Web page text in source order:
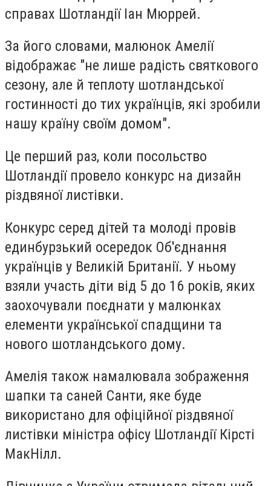
справах Шотландії Іан Мюррей.
За його словами, малюнок Амелії
відображає "не лише радість святкового
сезону, але й теплоту шотландської
гостинності до тих українців, які зробили
нашу країну своїм домом".
Це перший раз, коли посольство
Шотландії провело конкурс на дизайн
різдвяної листівки.
Конкурс серед дітей та молоді провів
единбурзький осередок Об'єднання
українців у Великій Британії. У ньому
взяли участь діти від 5 до 16 років, яких
заохочували поєднати у малюнках
елементи української спадщини та
нового шотландського дому.
Амелія також намалювала зображення
шапки та саней Санти, яке буде
використано для офіційної різдвяної
листівки міністра офісу Шотландії Кірсті
МакНілл.